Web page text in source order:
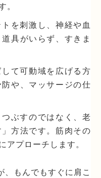
。
を刺激し、神経や血
具がいらず、すきま
て可動域を広げる方
や、マッサージの仕
ぶすのではなく、老
方法です。筋肉その
アプローチします。
、もんでもすぐに肩こ